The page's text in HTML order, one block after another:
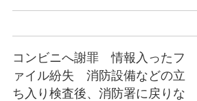
コンビニへ謝罪 情報入ったフ
ァイル紛失 消防設備などの立
ち入り検査後、消防署に戻りな